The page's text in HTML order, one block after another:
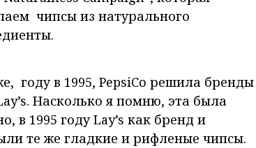
чипсы из натурального
году в 1995, PepsiCo решила бренды
Насколько я помню, эта была
в 1995 году Lay’s как бренд и
те же гладкие и рифленые чипсы.